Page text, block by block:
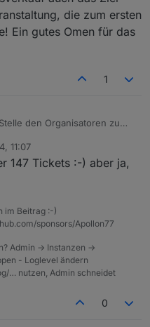
die zum ersten
Ein gutes Omen für das
1
den Organisatoren zu
sind von den 71
die werden bis Monatsende
Da ja sicher der
Ziel war, finde ich das für
Ein gutes Omen für das
11:07
147 Tickets :-) aber ja,
im Beitrag :-)
sponsors/Apollon77
Admin -> Instanzen ->
- Loglevel ändern
… nutzen, Admin schneidet
0